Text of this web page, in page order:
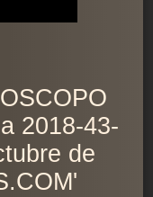
2018-43-
de